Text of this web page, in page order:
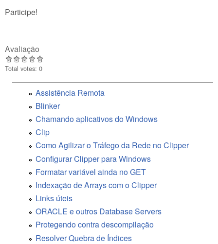
Participe!
Avaliação
Total votes: 0
Assistência Remota
Blinker
Chamando aplicativos do Windows
Clip
Como Agilizar o Tráfego da Rede no Clipper
Configurar Clipper para Windows
Formatar variável ainda no GET
Indexação de Arrays com o Clipper
Links úteis
ORACLE e outros Database Servers
Protegendo contra descompilação
Resolver Quebra de Índices